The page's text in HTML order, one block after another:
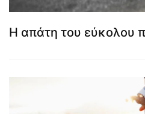
Η απάτη του εύκολου